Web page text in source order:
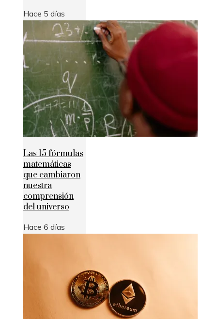
Hace 5 días
Las 15 fórmulas
matemáticas
que cambiaron
nuestra
comprensión
del universo
Hace 6 días